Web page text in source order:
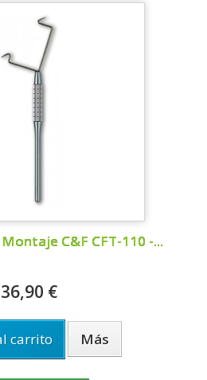
C&F CFT-110 -...
36,90 €
carrito Más